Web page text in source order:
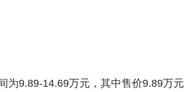
为9.89-14.69万元，其中售价9.89万元